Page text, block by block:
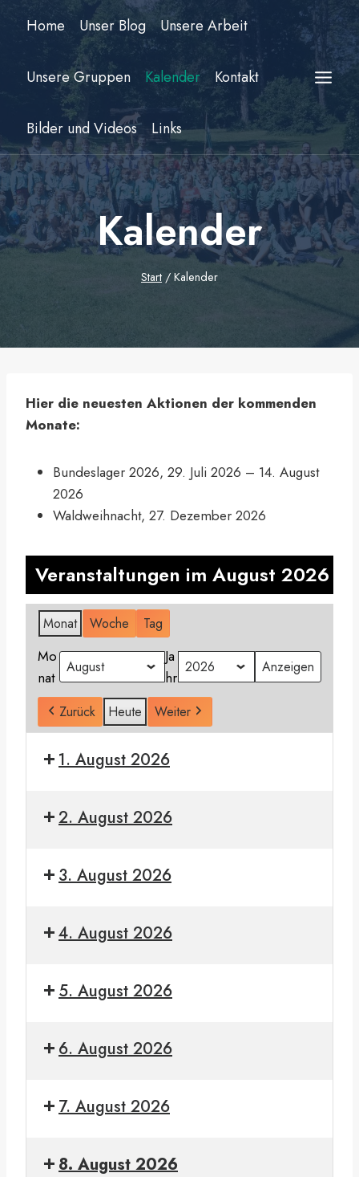
Zum
InhaltHome Unser Blog Unsere Arbeit
Unsere Gruppen Kalender Kontakt
Bilder und Videos Links
Kalender
Start / Kalender
Hier die neuesten Aktionen der kommenden
Monate:
Bundeslager 2026, 29. Juli 2026 – 14. August
2026
Waldweihnacht, 27. Dezember 2026
Veranstaltungen im August 2026
Monat Woche Tag
Mo
nat
Ja
hr
Zurück Heute Weiter
1. August 2026
20262. August 2026
20263. August 2026
20264. August 2026
20265. August 2026
20266. August 2026
20267. August 2026
20268. August 2026